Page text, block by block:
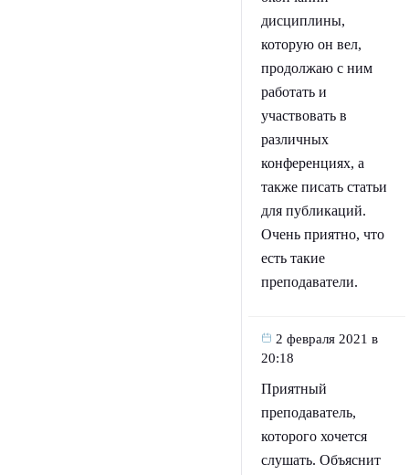
дисциплины,
которую он вел,
продолжаю с ним
работать и
участвовать в
различных
конференциях, а
также писать статьи
для публикаций.
Очень приятно, что
есть такие
преподаватели.
2 февраля 2021 в
20:18
Приятный
преподаватель,
которого хочется
слушать. Объяснит